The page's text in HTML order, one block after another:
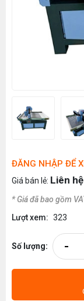
ĐĂNG NHẬP ĐỂ
Giá bán lẻ: Liên
* Giá đã bao gồm
Lượt xem: 323
Số lượng: -